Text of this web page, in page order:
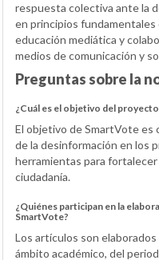
respuesta colectiva ante la
en principios fundamentales
educación mediática y
medios de comunicación y
Preguntas sobre la
¿Cuál es el objetivo del
El objetivo de SmartVote es
de la desinformación en los
herramientas para
ciudadanía.
¿Quiénes participan en la
SmartVote?
Los artículos son
ámbito académico, del